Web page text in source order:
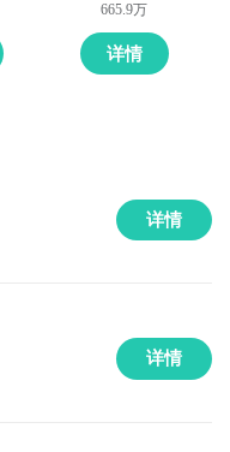
665.9万
详情
详情
详情